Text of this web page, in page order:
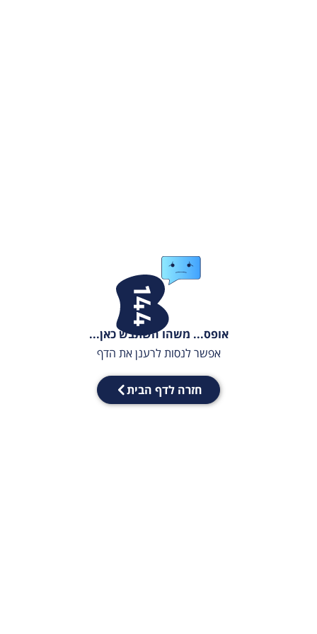
אופס... משהו השתבש כאן...
אפשר לנסות לרענן את הדף
חזרה לדף הבית